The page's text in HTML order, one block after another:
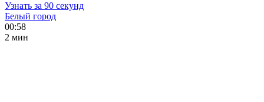
Узнать за 90 секунд
Белый город
00:58
2 мин